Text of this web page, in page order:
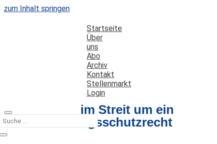
zum Inhalt springen
Startseite
Über
uns
Abo
Archiv
Kontakt
Stellenmarkt
Login
Neue Runde im Streit um ein
neues Leistungsschutzrecht